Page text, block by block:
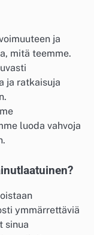
ja
mitä teemme.
ja ratkaisuja
luoda vahvoja
ymmärrettäviä
sinua